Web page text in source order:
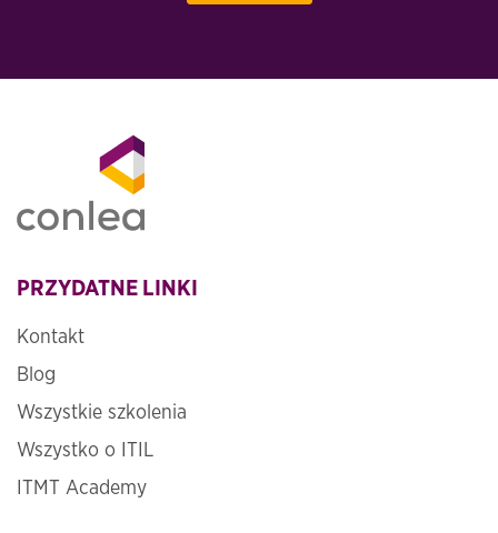
PRZYDATNE LINKI
Kontakt
Blog
Wszystkie szkolenia
Wszystko o ITIL
ITMT Academy